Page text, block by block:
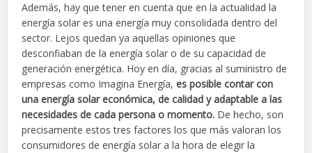
Además, hay que tener en cuenta que en la actualidad la
energía solar es una energía muy consolidada dentro del
sector. Lejos quedan ya aquellas opiniones que
desconfiaban de la energía solar o de su capacidad de
generación energética. Hoy en día, gracias al suministro de
empresas como Imagina Energía,es posible contar con
una energía solar económica, de calidad y adaptable a las
necesidades de cada persona o momento. De hecho, son
precisamente estos tres factores los que más valoran los
consumidores de energía solar a la hora de elegir la